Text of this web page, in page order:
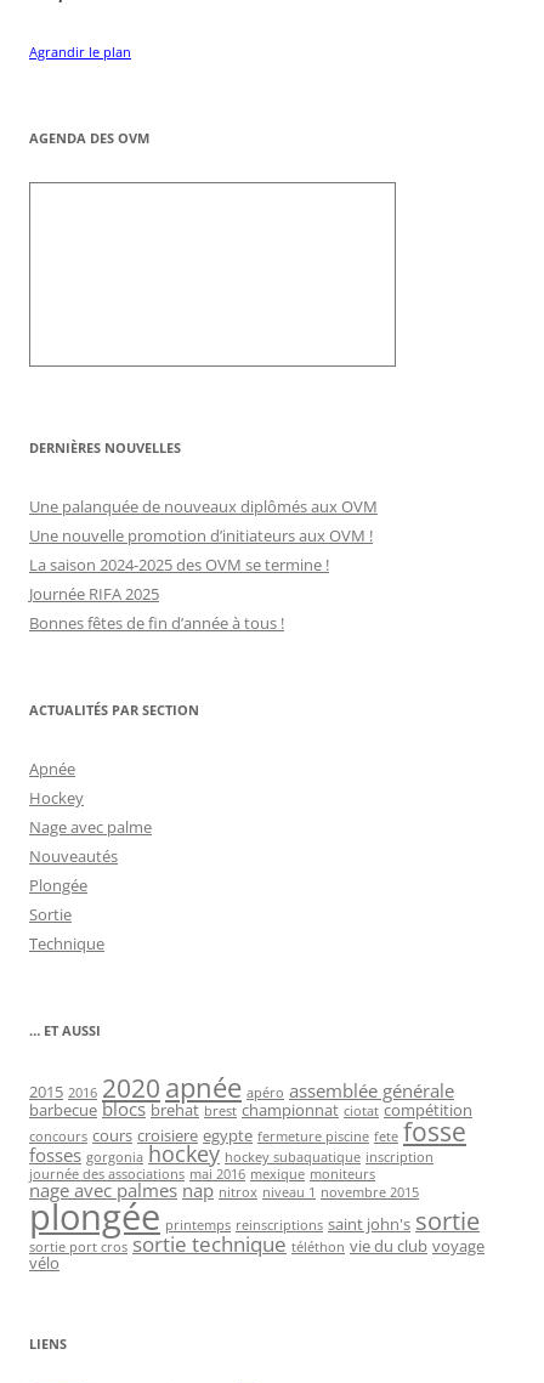
Agrandir le plan
AGENDA DES OVM
DERNIÈRES NOUVELLES
Une palanquée de nouveaux diplômés aux OVM
Une nouvelle promotion d’initiateurs aux OVM !
La saison 2024-2025 des OVM se termine !
Journée RIFA 2025
Bonnes fêtes de fin d’année à tous !
ACTUALITÉS PAR SECTION
Apnée
Hockey
Nage avec palme
Nouveautés
Plongée
Sortie
Technique
… ET AUSSI
2015 2016 2020 apnée apéro assemblée générale
barbecue blocs brehat brest championnat ciotat compétition
concours cours croisiere egypte fermeture piscine fete fosse
fosses gorgonia hockey hockey subaquatique inscription
journée des associations mai 2016 mexique moniteurs
nage avec palmes nap nitrox niveau 1 novembre 2015
plongée printemps reinscriptions saint john's sortie
sortie port cros sortie technique téléthon vie du club voyage
vélo
LIENS